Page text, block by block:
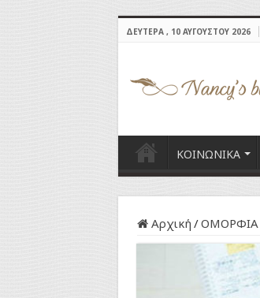
ΔΕΥΤΈΡΑ , 10 ΑΥΓΟΎΣΤΟΥ 2026
ΚΟΙΝΩΝΙΚΑ
Αρχική /ΟΜΟΡΦΙΑ